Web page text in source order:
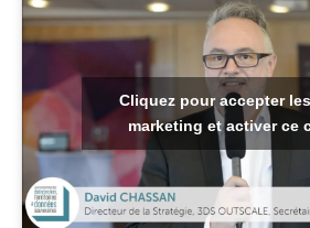
Cliquez pour accepter
marketing et activer ce